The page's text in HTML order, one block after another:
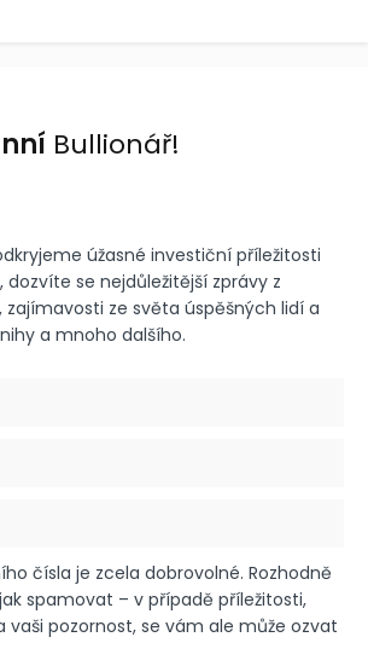
Bullionář!
úžasné investiční příležitosti
se nejdůležitější zprávy z
ze světa úspěšných lidí a
a mnoho dalšího.
čísla je zcela dobrovolné. Rozhodně
spamovat – v případě příležitosti,
vaši pozornost, se vám ale může ozvat